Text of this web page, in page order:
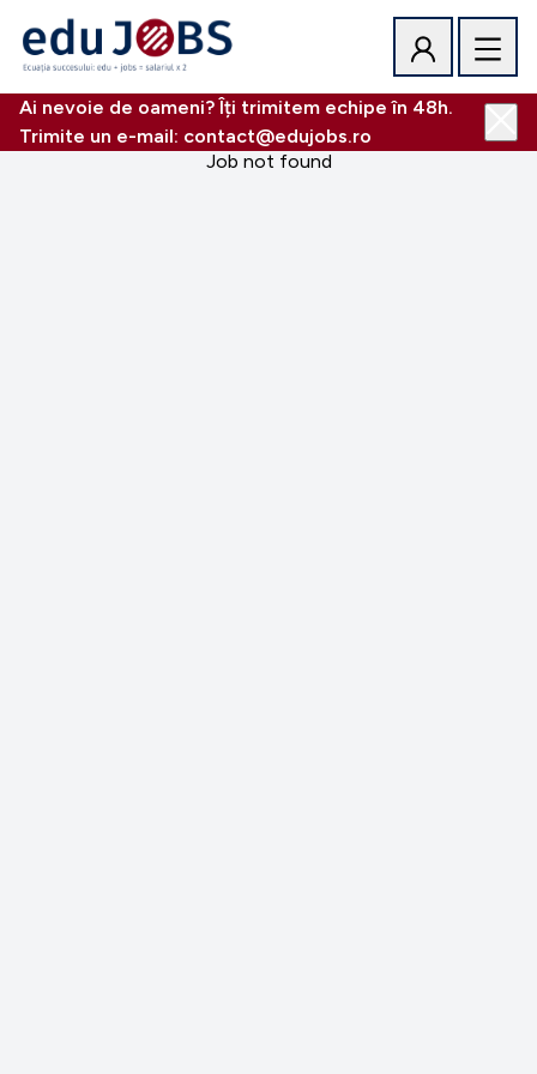
Ai nevoie de oameni? Îți trimitem echipe în 48h.
Trimite un e-mail: contact@edujobs.ro
Job not found